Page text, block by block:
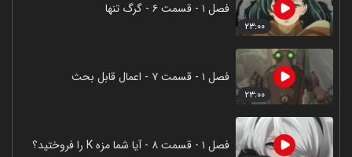
۲۳:۰۰
فصل ۱ - قسمت ۶ - گرگ تنها
۲۳:۰۰
فصل ۱ - قسمت ۷ - اعمال قابل بحث
فصل ۱ - قسمت ۸ - آیا شما مزه K را فروختید؟